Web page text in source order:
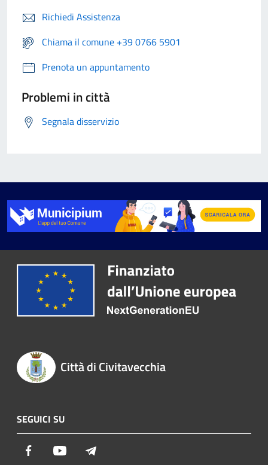
Richiedi Assistenza
Chiama il comune +39 0766 5901
Prenota un appuntamento
Problemi in città
Segnala disservizio
Città di Civitavecchia
SEGUICI SU
Facebook Youtube